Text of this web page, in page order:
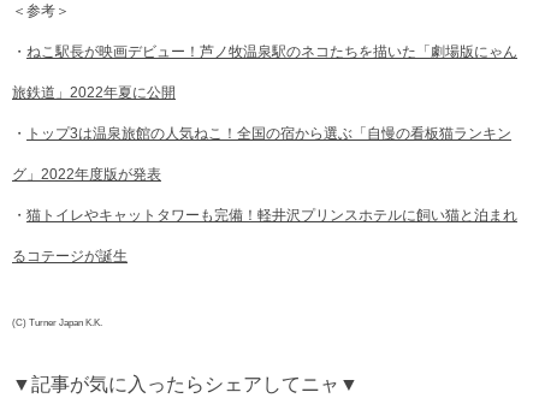
＜参考＞
・ ねこ駅長が映画デビュー！芦ノ牧温泉駅のネコたちを描いた「劇場版にゃん
旅鉄道」2022年夏に公開
・ トップ3は温泉旅館の人気ねこ！全国の宿から選ぶ「自慢の看板猫ランキン
グ」2022年度版が発表
・ 猫トイレやキャットタワーも完備！軽井沢プリンスホテルに飼い猫と泊まれ
るコテージが誕生
(C) Turner Japan K.K.
▼記事が気に入ったらシェアしてニャ▼